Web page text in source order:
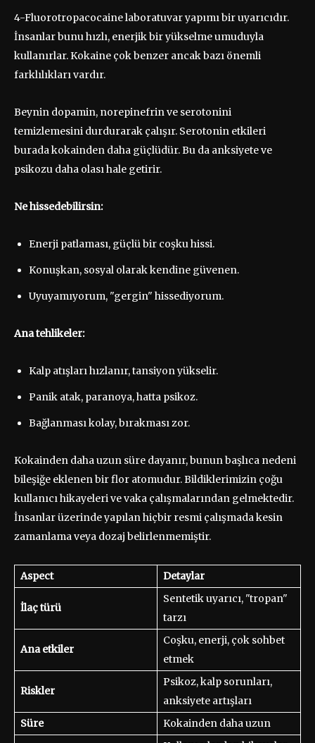
4-Fluorotropacocaine laboratuvar yapımı bir uyarıcıdır.
İnsanlar bunu hızlı, enerjik bir yükselme umuduyla
kullanırlar. Kokaine çok benzer ancak bazı önemli
farklılıkları vardır.
Beynin dopamin, norepinefrin ve serotonini
temizlemesini durdurarak çalışır. Serotonin etkileri
burada kokainden daha güçlüdür. Bu da anksiyete ve
psikozu daha olası hale getirir.
Ne hissedebilirsin:
Enerji patlaması, güçlü bir coşku hissi.
Konuşkan, sosyal olarak kendine güvenen.
Uyuyamıyorum, "gergin" hissediyorum.
Ana tehlikeler:
Kalp atışları hızlanır, tansiyon yükselir.
Panik atak, paranoya, hatta psikoz.
Bağlanması kolay, bırakması zor.
Kokainden daha uzun süre dayanır, bunun başlıca nedeni
bileşiğe eklenen bir flor atomudur. Bildiklerimizin çoğu
kullanıcı hikayeleri ve vaka çalışmalarından gelmektedir.
İnsanlar üzerinde yapılan hiçbir resmi çalışmada kesin
zamanlama veya dozaj belirlenmemiştir.
Aspect Detaylar
İlaç türü
Sentetik uyarıcı, "tropan"
tarzı
Ana etkiler
Coşku, enerji, çok sohbet
etmek
Riskler
Psikoz, kalp sorunları,
anksiyete artışları
Süre
Kokainden daha uzun